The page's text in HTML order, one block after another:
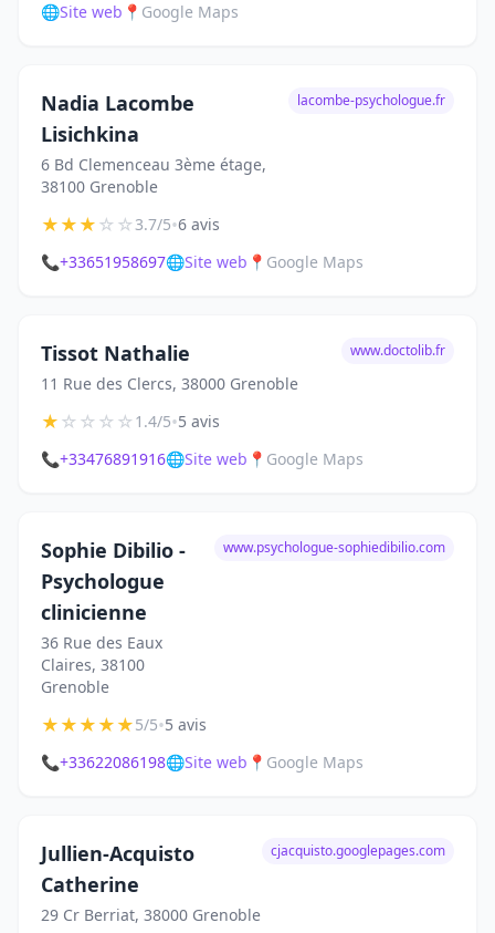
🌐Site web 📍 Google Maps
Nadia Lacombe
Lisichkina
6 Bd Clemenceau 3ème étage,
38100 Grenoble
lacombe-psychologue.fr
★★★☆☆3.7/5•6 avis
📞+33651958697🌐Site web 📍 Google Maps
Tissot Nathalie
11 Rue des Clercs, 38000 Grenoble
www.doctolib.fr
★☆☆☆☆1.4/5•5 avis
📞+33476891916🌐Site web 📍 Google Maps
Sophie Dibilio -
Psychologue
clinicienne
36 Rue des Eaux
Claires, 38100
Grenoble
www.psychologue-sophiedibilio.com
★★★★★5/5•5 avis
📞+33622086198🌐Site web 📍 Google Maps
Jullien-Acquisto
Catherine
29 Cr Berriat, 38000 Grenoble
cjacquisto.googlepages.com